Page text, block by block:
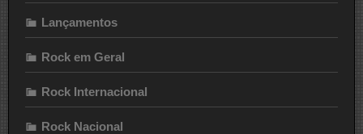
Lançamentos
Rock em Geral
Rock Internacional
Rock Nacional